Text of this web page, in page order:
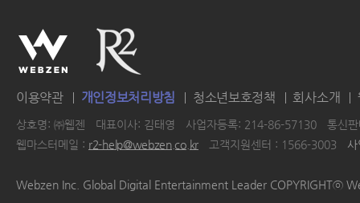
이용약관 개인정보처리방침 청소년보호정책 회사소개
상호명: ㈜웹젠 대표이사: 김태영 사업자등록: 214-86-57130
통신
웹마스터메일 : r2-help@webzen.co.kr 고객지원센터 : 1566-3003
Webzen Inc. Global Digital Entertainment Leader COPYRIGHTⓒ